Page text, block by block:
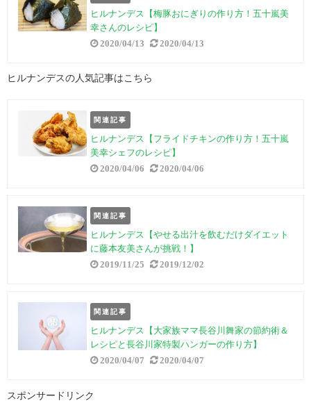
ヒルナンデス【梅豚おにぎりの作り方！五十嵐美
幸さんのレシピ】
2020/04/13 2020/04/13
ヒルナンデスの人気記事はこちら
関連記事
ヒルナンデス【フライドチキンの作り方！五十嵐
美幸シェフのレシピ】
2020/04/06 2020/04/06
関連記事
ヒルナンデス【やせる出汁を飲むだけダイエット
に藤本友美さんが挑戦！】
2019/11/25 2019/12/02
関連記事
ヒルナンデス【大家族ママ長谷川舞家の節約術＆
レシピと長谷川家特製ハンガーの作り方】
2020/04/07 2020/04/07
スポンサードリンク